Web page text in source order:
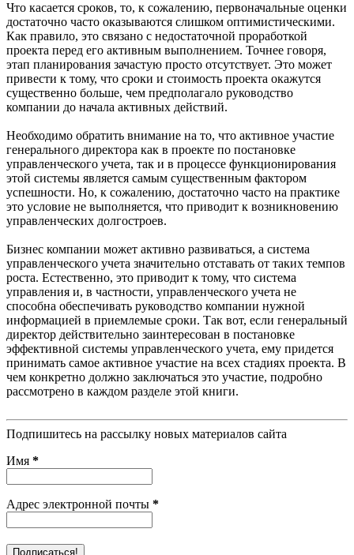
Что касается сроков, то, к сожалению, первоначальные оценки
достаточно часто оказываются слишком оптимистическими.
Как правило, это связано с недостаточной проработкой
проекта перед его активным выполнением. Точнее говоря,
этап планирования зачастую просто отсутствует. Это может
привести к тому, что сроки и стоимость проекта окажутся
существенно больше, чем предполагало руководство
компании до начала активных действий.
Необходимо обратить внимание на то, что активное участие
генерального директора как в проекте по постановке
управленческого учета, так и в процессе функционирования
этой системы является самым существенным фактором
успешности. Но, к сожалению, достаточно часто на практике
это условие не выполняется, что приводит к возникновению
управленческих долгостроев.
Бизнес компании может активно развиваться, а система
управленческого учета значительно отставать от таких темпов
роста. Естественно, это приводит к тому, что система
управления и, в частности, управленческого учета не
способна обеспечивать руководство компании нужной
информацией в приемлемые сроки. Так вот, если генеральный
директор действительно заинтересован в постановке
эффективной системы управленческого учета, ему придется
принимать самое активное участие на всех стадиях проекта. В
чем конкретно должно заключаться это участие, подробно
рассмотрено в каждом разделе этой книги.
Подпишитесь на рассылку новых материалов сайта
Имя *
Адрес электронной почты *